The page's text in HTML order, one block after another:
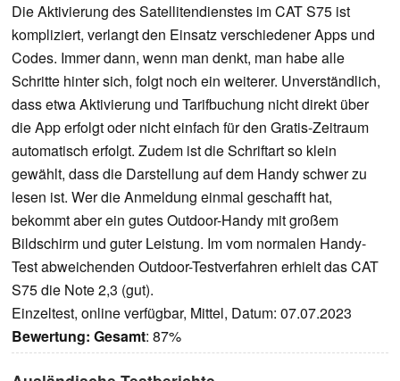
Die Aktivierung des Satellitendienstes im CAT S75 ist
kompliziert, verlangt den Einsatz verschiedener Apps und
Codes. Immer dann, wenn man denkt, man habe alle
Schritte hinter sich, folgt noch ein weiterer. Unverständlich,
dass etwa Aktivierung und Tarifbuchung nicht direkt über
die App erfolgt oder nicht einfach für den Gratis-Zeitraum
automatisch erfolgt. Zudem ist die Schriftart so klein
gewählt, dass die Darstellung auf dem Handy schwer zu
lesen ist. Wer die Anmeldung einmal geschafft hat,
bekommt aber ein gutes Outdoor-Handy mit großem
Bildschirm und guter Leistung. Im vom normalen Handy-
Test abweichenden Outdoor-Testverfahren erhielt das CAT
S75 die Note 2,3 (gut).
Einzeltest, online verfügbar, Mittel, Datum: 07.07.2023
Bewertung: Gesamt: 87%